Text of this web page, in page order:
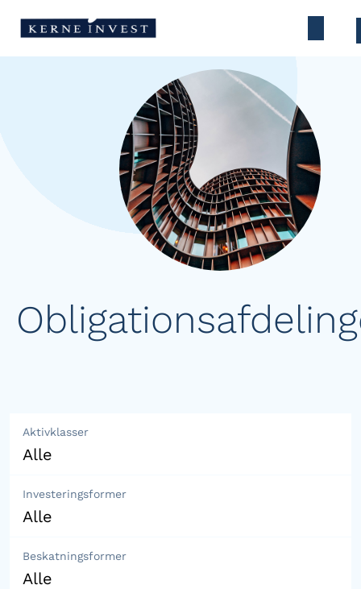
Aktivklasser
Investeringsformer
Beskatningsformer